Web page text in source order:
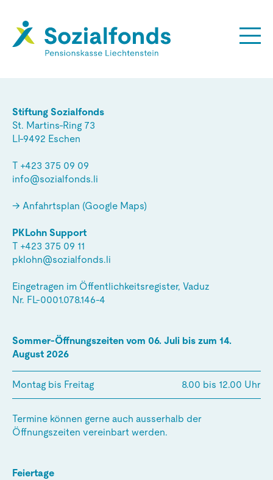
Stiftung Sozialfonds
St. Martins-Ring 73
LI-9492 Eschen
T +423 375 09 09
info@sozialfonds.li
→ Anfahrtsplan (Google Maps)
PKLohn Support
T +423 375 09 11
pklohn@sozialfonds.li
Eingetragen im Öffentlichkeitsregister, Vaduz
Nr. FL-0001.078.146-4
Sommer-Öffnungszeiten vom 06. Juli bis zum 14.
August 2026
Montag bis Freitag 8.00 bis 12.00 Uhr
Termine können gerne auch ausserhalb der
Öffnungszeiten vereinbart werden.
Feiertage